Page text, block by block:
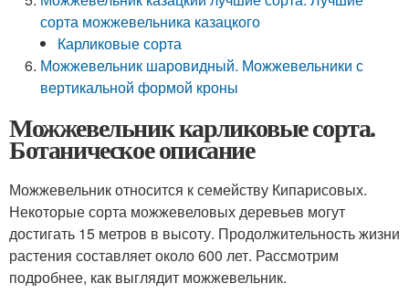
сорта можжевельника казацкого
Карликовые сорта
Можжевельник шаровидный. Можжевельники с
вертикальной формой кроны
Можжевельник карликовые сорта.
Ботаническое описание
Можжевельник относится к семейству Кипарисовых.
Некоторые сорта можжевеловых деревьев могут
достигать 15 метров в высоту. Продолжительность жизни
растения составляет около 600 лет. Рассмотрим
подробнее, как выглядит можжевельник.